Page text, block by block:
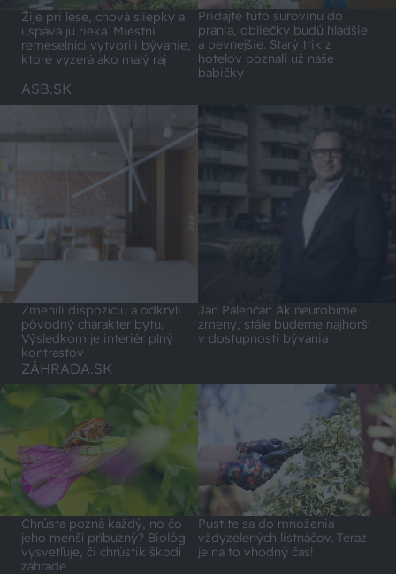
Žije pri lese, chová sliepky a
uspáva ju rieka. Miestni
remeselníci vytvorili bývanie,
ktoré vyzerá ako malý raj
Pridajte túto surovinu do
prania, obliečky budú hladšie
a pevnejšie. Starý trik z
hotelov poznali už naše
babičky
ASB.SK
Zmenili dispozíciu a odkryli
pôvodný charakter bytu.
Výsledkom je interiér plný
kontrastov
Ján Palenčár: Ak neurobíme
zmeny, stále budeme najhorší
v dostupnosti bývania
ZÁHRADA.SK
Chrústa pozná každý, no čo
jeho menší príbuzný? Biológ
vysvetľuje, či chrústik škodí
záhrade
Pustite sa do množenia
vždyzelených listnáčov. Teraz
je na to vhodný čas!